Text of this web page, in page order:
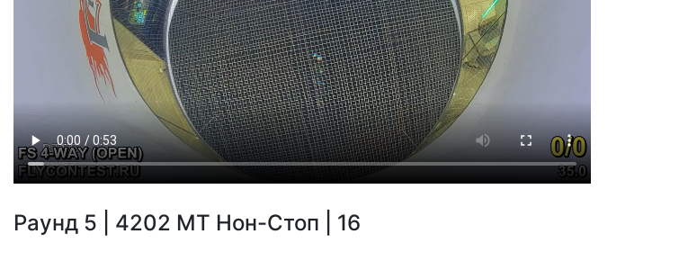
Раунд 5 | 4202 МТ Нон-Стоп | 16